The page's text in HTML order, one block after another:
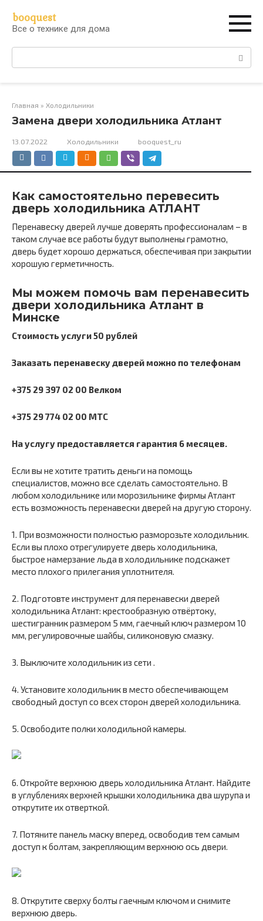
контенту
booquest
Все о технике для дома
Поиск:
Главная » Холодильники
Замена двери холодильника Атлант
13.07.2022 Холодильники booquest_ru
Как самостоятельно перевесить
дверь холодильника АТЛАНТ
Перенавеску дверей лучше доверять профессионалам – в
таком случае все работы будут выполнены грамотно,
дверь будет хорошо держаться, обеспечивая при закрытии
хорошую герметичность.
Мы можем помочь вам перенавесить
двери холодильника Атлант в
Минске
Стоимость услуги 50 рублей
Заказать перенавеску дверей можно по телефонам
+375 29 397 02 00 Велком
+375 29 774 02 00 МТС
На услугу предоставляется гарантия 6 месяцев.
Если вы не хотите тратить деньги на помощь
специалистов, можно все сделать самостоятельно. В
любом холодильнике или морозильнике фирмы Атлант
есть возможность перенавески дверей на другую сторону.
1. При возможности полностью разморозьте холодильник.
Если вы плохо отрегулируете дверь холодильника,
быстрое намерзание льда в холодильнике подскажет
место плохого прилегания уплотнителя.
2. Подготовте инструмент для перенавески дверей
холодильника Атлант: крестообразную отвёртоку,
шестигранник размером 5 мм, гаечный ключ размером 10
мм, регулировочные шайбы, силиконовую смазку.
3. Выключите холодильник из сети .
4. Установите холодильник в место обеспечивающем
свободный доступ со всех сторон дверей холодильника.
5. Освободите полки холодильной камеры.
6. Откройте верхнюю дверь холодильника Атлант. Найдите
в углублениях верхней крышки холодильника два шурупа и
открутите их отверткой.
7. Потяните панель маску вперед, освободив тем самым
доступ к болтам, закрепляющим верхнюю ось двери.
8. Открутите сверху болты гаечным ключом и снимите
верхнюю дверь.